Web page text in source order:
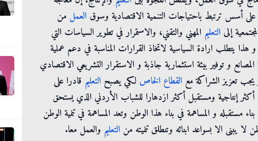
على أسس ترتبط باحتياجات التنمية الاقتصادية وسوق العمل من
إلى التعليم المهني والتقني، والاستمرار في تطوير السياسات التي
و هذا يتطلب ارادة السياسية لاتخاذ القرارات المناسبة في دعم عملية
و توفير بيئة استثمارية جاذبة و الاستقرار التشريعي الاقتصادي
يجب تعزيز الشراكة مع القطاع الخاص لكي يصبح التعليم قادرا على
إنتاجية ومستقبل أكثر ازدهارا للشباب الأردني الذي يستحق
و المساهمة في بناء هذا الوطن وتعد المساهمة في تنمية الوطن
لا يبنى الا بسواعد ابنائه وتنطلق تنميته من التعليم والعمل معا.